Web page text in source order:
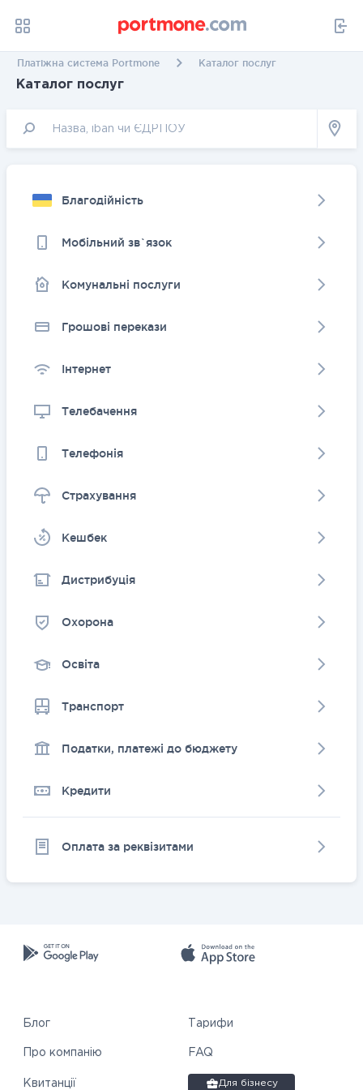
Платіжна система Portmone Каталог послуг
Каталог послуг
Благодійність
Мобільний зв`язок
Комунальні послуги
Грошовi перекази
Інтернет
Телебачення
Телефонія
Страхування
Kешбек
Дистрибуція
Охорона
Освіта
Транспорт
Податки, платежі до бюджету
Кредити
Оплата за реквізитами
Блог Тарифи
Про компанію
Квитанції
FAQ
Для бізнесу